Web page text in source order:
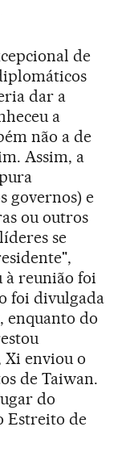
de
dar a
a
não a de
Assim, a
governos) e
ou outros
se
à reunião foi
foi divulgada
enquanto do
Xi enviou o
de Taiwan.
do
Estreito de